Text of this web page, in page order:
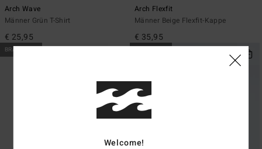
Arch Wave
Männer Grün T-Shirt
€ 25,95
Arch Flexfit
Männer Beige Flexfit-Kappe
€ 35,95
BRANDNEU
Welcome!